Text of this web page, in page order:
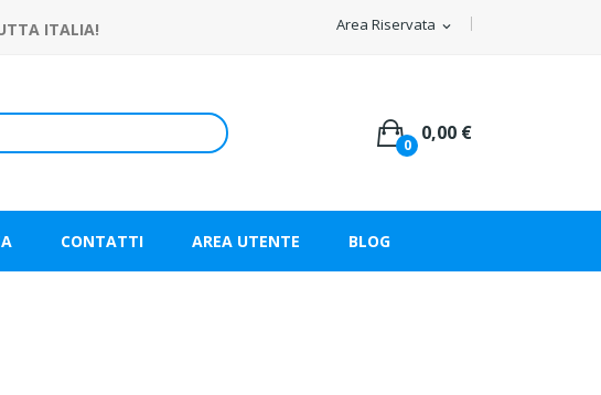
Area Riservata expand_more
ITALIA!
0
0,00 €
CONTATTI AREA UTENTE BLOG